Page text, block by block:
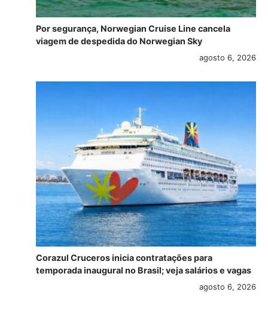
Por segurança, Norwegian Cruise Line cancela
viagem de despedida do Norwegian Sky
agosto 6, 2026
Corazul Cruceros inicia contratações para
temporada inaugural no Brasil; veja salários e vagas
agosto 6, 2026